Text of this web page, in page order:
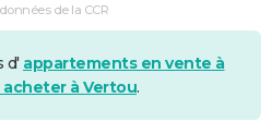
de la CCR
d' appartements en vente à
acheter à Vertou.